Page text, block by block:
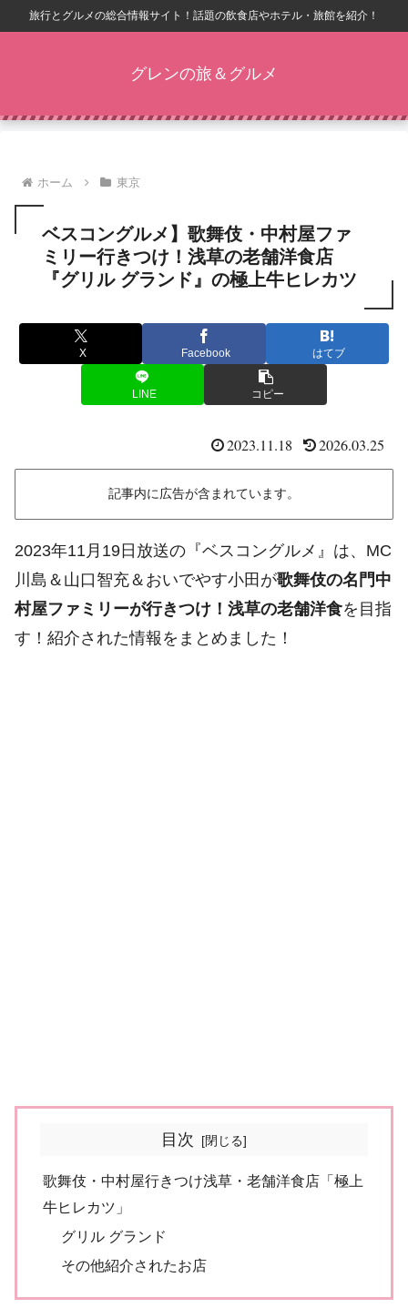
旅行とグルメの総合情報サイト！話題の飲食店やホテル・旅館を紹介！
グレンの旅＆グルメ
ホーム 東京
ベスコングルメ】歌舞伎・中村屋ファ
ミリー行きつけ！浅草の老舗洋食店
『グリル グランド』の極上牛ヒレカツ
X Facebook はてブ
LINE コピー
2023.11.18 2026.03.25
記事内に広告が含まれています。
2023年11月19日放送の『ベスコングルメ』は、MC
川島＆山口智充＆おいでやす小田が歌舞伎の名門中
村屋ファミリーが行きつけ！浅草の老舗洋食を目指
す！紹介された情報をまとめました！
目次
歌舞伎・中村屋行きつけ浅草・老舗洋食店「極上
牛ヒレカツ」
グリル グランド
その他紹介されたお店